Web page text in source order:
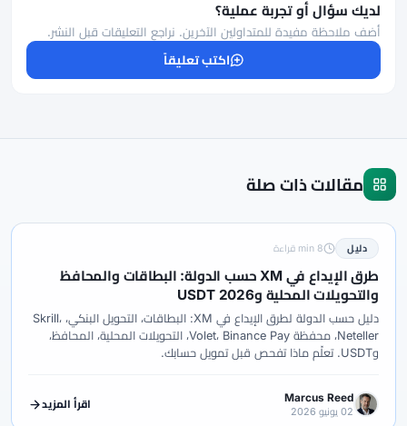
لديك سؤال أو تجربة عملية؟
أضف ملاحظة مفيدة للمتداولين الآخرين. نراجع التعليقات قبل النشر.
اكتب تعليقاً
مقالات ذات صلة
دليل 8 min قراءة
طرق الإيداع في XM حسب الدولة: البطاقات والمحافظ
والتحويلات المحلية وUSDT 2026
دليل حسب الدولة لطرق الإيداع في XM: البطاقات، التحويل البنكي، Skrill،
Neteller، محفظة Volet، Binance Pay، التحويلات المحلية، المحافظ،
وUSDT. تعلّم ماذا تفحص قبل تمويل حسابك.
Marcus Reed
02 يونيو 2026
اقرأ المزيد